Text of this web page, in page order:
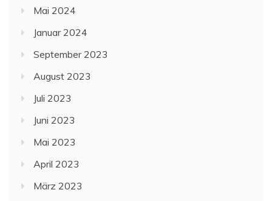
Mai 2024
Januar 2024
September 2023
August 2023
Juli 2023
Juni 2023
Mai 2023
April 2023
März 2023